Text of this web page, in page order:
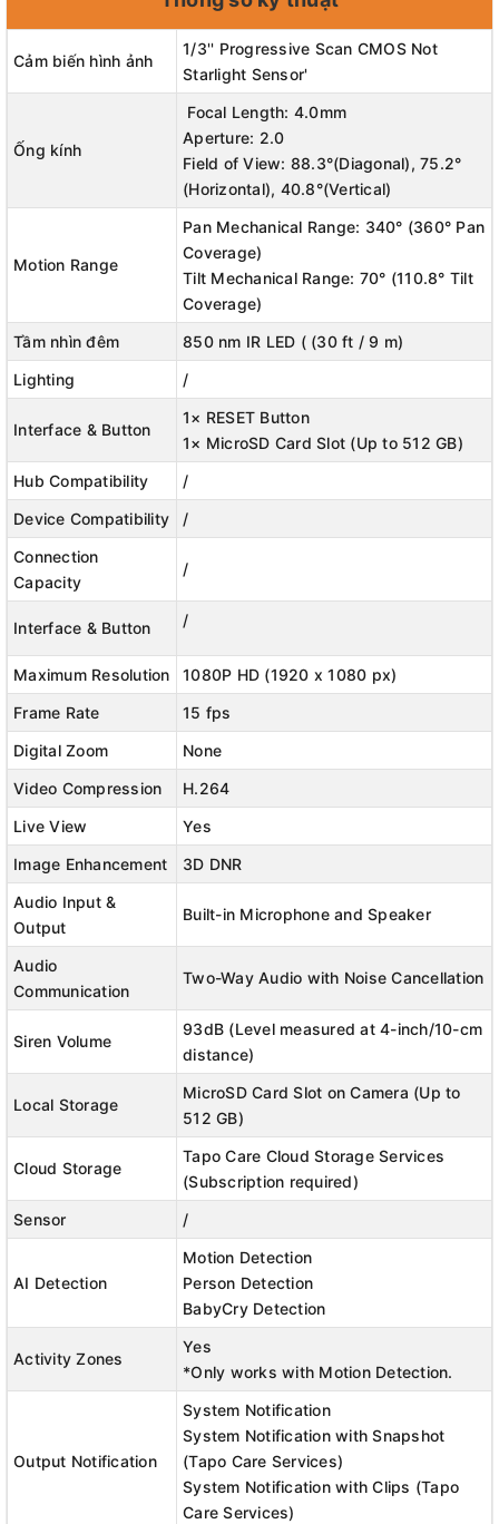
👉 Bảo Mật, Thông Minh, Dễ Sử Dụng.Mọi Thứ Luôn
Trong Tầm Mắt Bạn. Camera Wi-Fi An Ninh Gia Đình Có
Thể Điều Chỉnh HướngTapo C200
👉 Phát Hiện Chuyển Động Và Gửi Thông Báo Cho Bạn
Ngay Lập Tức:Tapo C200Giúp bạn ngăn chặn các vụ
trộm tại nhà. Lắp camera hướng về phía lối vào nhà,
nhà để xe hoặc tầng hầm của bạn để đảm bảo an toàn
cho gia đình và tài sản của bạn. Nhận thông báo khi
camera phát hiện chuyển động ở nhà. Nó có thể là một
thông báo về hàng hóa được giao đến hoặc sự xâm
nhập đáng ngờ. Hiệu ứng ánh sáng và âm thanh để làm
hoảng sợ những vị khách không mời.
👉 Chế Độ Quan Sát Ban Đêm Nâng Cao -Giúp Bảo Vệ
Bạn Lúc Ngủ:
Tapo C200An toàn giấc ngủ ban đêm.
Hãy để camera quan sát ngôi nhà giúp bạn khi bạn
đang say giấc. Tầm nhìn ban đêm hồng ngoại 850nm
hỗ trợ bộ lọc chuyển đổi màu tự động trong điều kiện
ánh sáng yếu có thể nhìn thấy hình ảnh ở khoảng cách
lên đến 9 mét.
Cảm biến hình ảnh
1/3'' Progressive Scan CMOS Not
Starlight Sensor'
Ống kính
Focal Length: 4.0mm
Aperture: 2.0
Field of View: 88.3°(Diagonal), 75.2°
(Horizontal), 40.8°(Vertical)
Motion Range
Pan Mechanical Range: 340° (360° Pan
Coverage)
Tilt Mechanical Range: 70° (110.8° Tilt
Coverage)
Tầm nhìn đêm
850 nm IR LED ( (30 ft / 9 m)
Lighting
/
Interface & Button
1× RESET Button
1× MicroSD Card Slot (Up to 512 GB)
Hub Compatibility
/
Device Compatibility
/
Connection
Capacity
/
Interface & Button /
Maximum Resolution
1080P HD (1920 x 1080 px)
Frame Rate
15 fps
Digital Zoom
None
Video Compression
H.264
Live View
Yes
Image Enhancement
3D DNR
Audio Input &
Output
Built-in Microphone and Speaker
Audio
Communication
Two-Way Audio with Noise Cancellation
Siren Volume
93dB (Level measured at 4-inch/10-cm
distance)
Local Storage
MicroSD Card Slot on Camera (Up to
512 GB)
Cloud Storage
Tapo Care Cloud Storage Services
(Subscription required)
Sensor
/
AI Detection
Motion Detection
Person Detection
BabyCry Detection
Activity Zones
Yes
*Only works with Motion Detection.
Output Notification
System Notification
System Notification with Snapshot
(Tapo Care Services)
System Notification with Clips (Tapo
Care Services)